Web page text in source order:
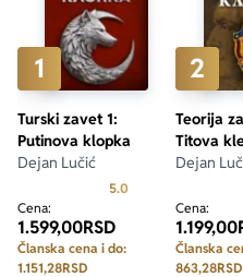
1
Turski zavet 1:
Putinova klopka
Dejan Lučić
5.0 Prosecna ocena je
Cena:
1.599,00RSD
Članska cena i do:
1.151,28RSD
2
Teorija
Titova
Dejan
Cena:
1.199,00
Članska
863,28RSD
Autori